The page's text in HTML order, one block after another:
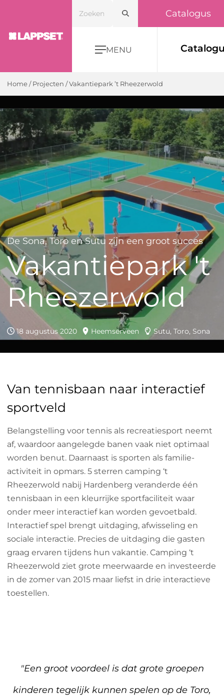
Catalogus
MENU
Home / Projecten /Vakantiepark ’t Rheezerwold
De Sona, Toro en Sutu zijn een groot succes
Vakantiepark 't
Rheezerwold
18 augustus 2020 Heemserveen Sutu, Toro, Sona
Van tennisbaan naar interactief
sportveld
Belangstelling voor tennis als recreatiesport neemt
af, waardoor aangelegde banen vaak niet optimaal
worden benut. Daarnaast is sporten als familie-
activiteit in opmars. 5 sterren camping ‘t
Rheezerwold nabij Hardenberg veranderde één
tennisbaan in een kleurrijke sportfaciliteit waar
onder meer interactief kan worden gevoetbald.
Interactief spel brengt uitdaging, afwisseling en
sociale interactie. Precies de uitdaging die gasten
graag ervaren tijdens hun vakantie. Camping ‘t
Rheezerwold ziet grote meerwaarde en investeerde
in de zomer van 2015 maar liefst in drie interactieve
toestellen.
"Een groot voordeel is dat grote groepen
kinderen tegelijk kunnen spelen op de Toro,